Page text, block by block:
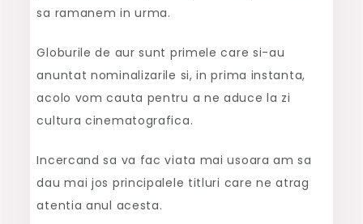
sa ramanem in urma.
Globurile de aur sunt primele care si-au
anuntat nominalizarile si, in prima instanta,
acolo vom cauta pentru a ne aduce la zi
cultura cinematografica.
Incercand sa va fac viata mai usoara am sa
dau mai jos principalele titluri care ne atrag
atentia anul acesta.